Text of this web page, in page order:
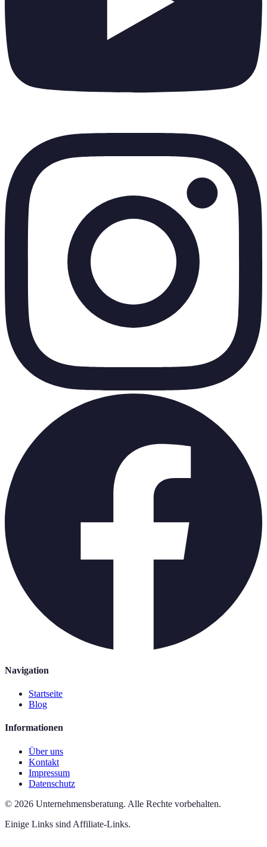
Navigation
Startseite
Blog
Informationen
Über uns
Kontakt
Impressum
Datenschutz
© 2026 Unternehmensberatung. Alle Rechte vorbehalten.
Einige Links sind Affiliate-Links.